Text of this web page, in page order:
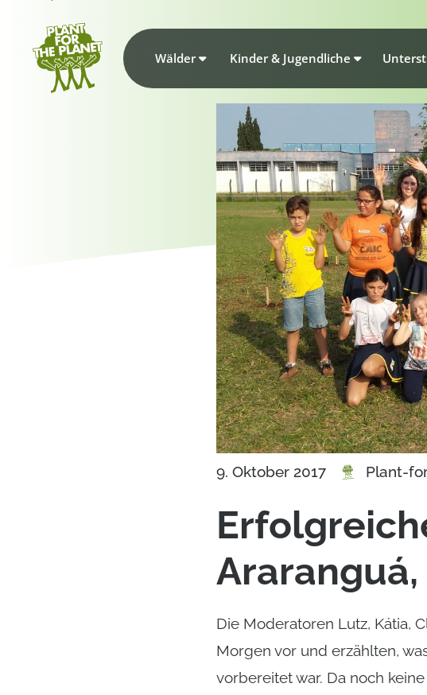
Wälder Kinder & Jugendliche
9. Oktober 2017 Plant-
Die Moderatoren Lutz, Kátia,
Morgen vor und erzählten,
vorbereitet war. Da noch